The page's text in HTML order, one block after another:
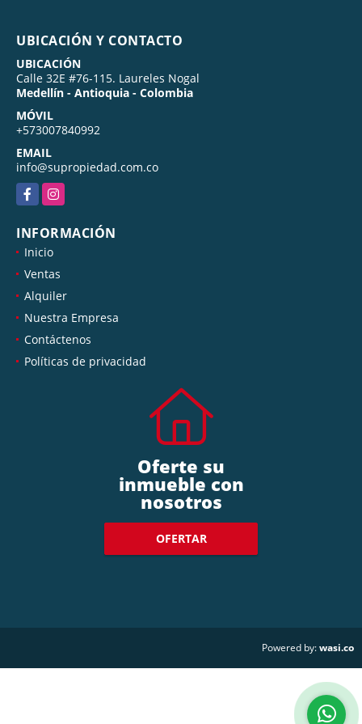
UBICACIÓN Y CONTACTO
UBICACIÓN
Calle 32E #76-115. Laureles Nogal
Medellín - Antioquia - Colombia
MÓVIL
+573007840992
EMAIL
info@supropiedad.com.co
FacebookInstagram
INFORMACIÓN
Inicio
Ventas
Alquiler
Nuestra Empresa
Contáctenos
Políticas de privacidad
Oferte su
inmueble con
nosotros
OFERTAR
Powered by:wasi.co